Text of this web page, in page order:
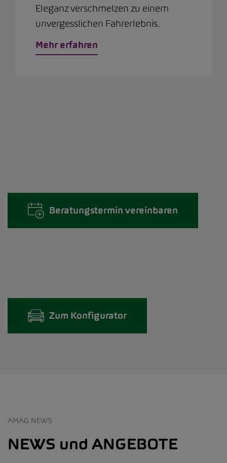
Eleganz verschmelzen zu einem
unvergesslichen Fahrerlebnis.
Mehr erfahren
Beratungstermin vereinbaren
Zum Konfigurator
AMAG NEWS
NEWS und ANGEBOTE